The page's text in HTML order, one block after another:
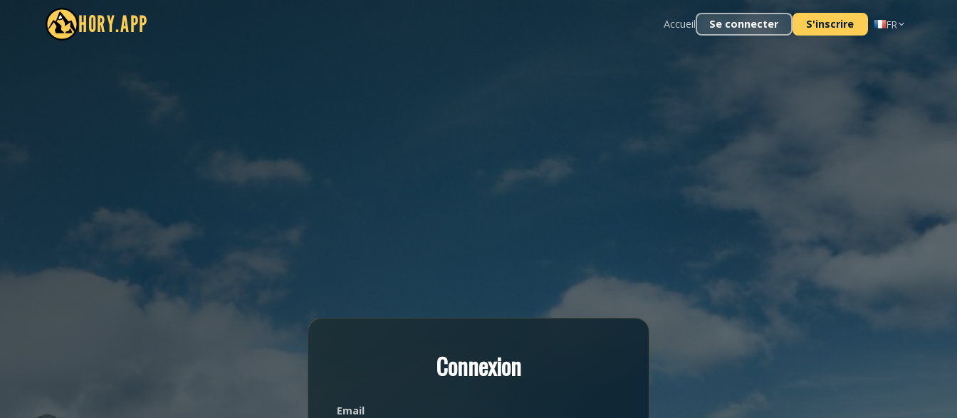
HORY.APP Accueil Se connecter S'inscrire FR
Connexion
Email